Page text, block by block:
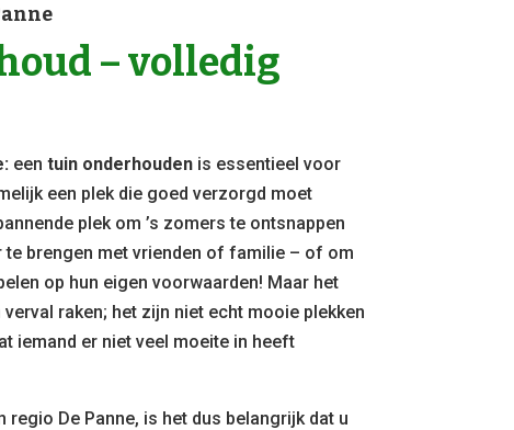
– volledig
eentuin onderhouden is essentieel voor
een plek die goed verzorgd moet
plek om ’s zomers te ontsnappen
te brengen met vrienden of familie – of om
op hun eigen voorwaarden! Maar het
raken; het zijn niet echt mooie plekken
iemand er niet veel moeite in heeft
regio De Panne, is het dus belangrijk dat u